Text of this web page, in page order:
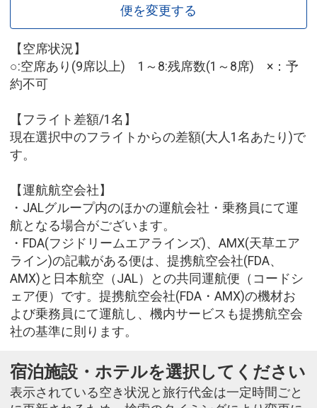
便を変更する
【空席状況】
○:空席あり(9席以上) 1～8:残席数(1～8席) ×：予
約不可
【フライト差額/1名】
現在選択中のフライトからの差額(大人1名あたり)で
す。
【運航航空会社】
・JALグループ内のほかの運航会社・乗務員にて運
航となる場合がございます。
・FDA(フジドリームエアラインズ)、AMX(天草エア
ライン)の記載がある便は、提携航空会社(FDA、
AMX)と日本航空（JAL）との共同運航便（コードシ
ェア便）です。提携航空会社(FDA・AMX)の機材お
よび乗務員にて運航し、機内サービスも提携航空会
社の基準に則ります。
宿泊施設・ホテルを選択してください
表示されている空き状況と旅行代金は一定時間ごと